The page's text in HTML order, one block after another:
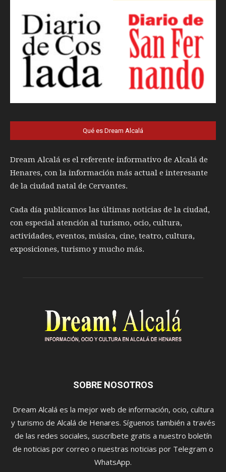
Qué es Dream Alcalá
Dream Alcalá es el referente informativo de Alcalá de
Henares, con la información más actual e interesante
de la ciudad natal de Cervantes.
Cada día publicamos las últimas noticias de la ciudad,
con especial atención al turismo, ocio, cultura,
actividades, eventos, música, cine, teatro, cultura,
exposiciones, turismo y mucho más.
SOBRE NOSOTROS
Dream Alcalá es la mejor web de información, ocio, cultura
y turismo de Alcalá de Henares. Síguenos también a través
de las redes sociales, suscríbete gratis a nuestro boletín
de noticias por correo o nuestras noticias por Telegram o
WhatsApp.